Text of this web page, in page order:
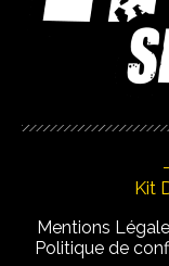
Kit
Mentions
Politique de